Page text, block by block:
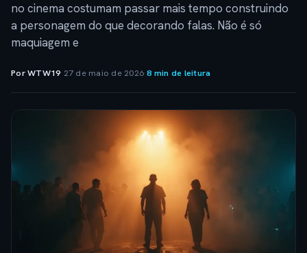
no cinema costumam passar mais tempo construindo
a personagem do que decorando falas. Não é só
maquiagem e
Por WTW19· 27 de maio de 2026·8 min de leitura